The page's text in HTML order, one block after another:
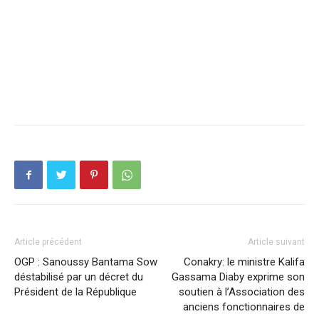
Article précédent
OGP : Sanoussy Bantama Sow
déstabilisé par un décret du
Président de la République
Article suivant
Conakry: le ministre Kalifa
Gassama Diaby exprime son
soutien à l’Association des
anciens fonctionnaires de